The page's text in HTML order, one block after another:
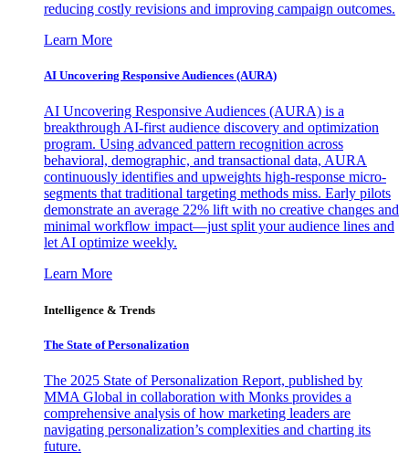
reducing costly revisions and improving campaign outcomes.
Learn More
AI Uncovering Responsive Audiences (AURA)
AI Uncovering Responsive Audiences (AURA) is a
breakthrough AI-first audience discovery and optimization
program. Using advanced pattern recognition across
behavioral, demographic, and transactional data, AURA
continuously identifies and upweights high-response micro-
segments that traditional targeting methods miss. Early pilots
demonstrate an average 22% lift with no creative changes and
minimal workflow impact—just split your audience lines and
let AI optimize weekly.
Learn More
Intelligence & Trends
The State of Personalization
The 2025 State of Personalization Report, published by
MMA Global in collaboration with Monks provides a
comprehensive analysis of how marketing leaders are
navigating personalization’s complexities and charting its
future.